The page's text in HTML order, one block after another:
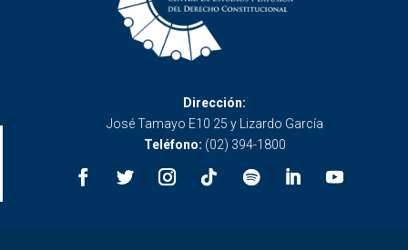
Dirección:
José Tamayo E10 25 y Lizardo García
Teléfono: (02) 394-1800